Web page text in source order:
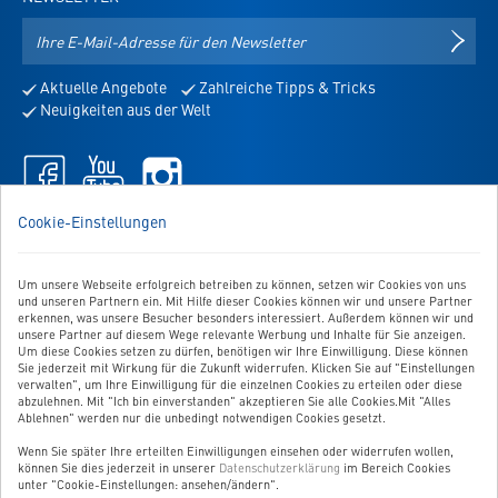
Cookie-Einstellungen
Um unsere Webseite erfolgreich betreiben zu können, setzen wir Cookies von uns
und unseren Partnern ein. Mit Hilfe dieser Cookies können wir und unsere Partner
erkennen, was unsere Besucher besonders interessiert. Außerdem können wir und
unsere Partner auf diesem Wege relevante Werbung und Inhalte für Sie anzeigen.
Um diese Cookies setzen zu dürfen, benötigen wir Ihre Einwilligung. Diese können
Sie jederzeit mit Wirkung für die Zukunft widerrufen. Klicken Sie auf "Einstellungen
verwalten", um Ihre Einwilligung für die einzelnen Cookies zu erteilen oder diese
abzulehnen. Mit "Ich bin einverstanden" akzeptieren Sie alle Cookies.Mit "Alles
Ablehnen" werden nur die unbedingt notwendigen Cookies gesetzt.
Wenn Sie später Ihre erteilten Einwilligungen einsehen oder widerrufen wollen,
können Sie dies jederzeit in unserer Datenschutzerklärung im Bereich Cookies
unter "Cookie-Einstellungen: ansehen/ändern".
Mail-
für
den
Aktuelle Angebote
Zahlreiche Tipps & Tricks
Neuigkeiten aus der Welt
Facebook
-
in
Tab
Youtube
-
in
Tab
-
Tab
WIR SIND FÜR SIE DA!
Zum Kontaktformular
BESTELLUNG WIDERRUFEN
UNSER SERVICE
UNSERE TOP-KATEGORIEN